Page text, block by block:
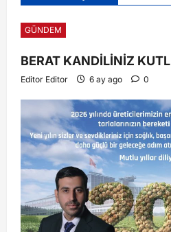
GÜNDEM
BERAT KANDİLİNİZ
Editor Editor 6 ay ago 0